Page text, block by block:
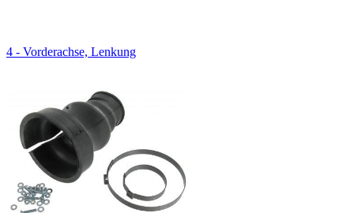
4 - Vorderachse, Lenkung